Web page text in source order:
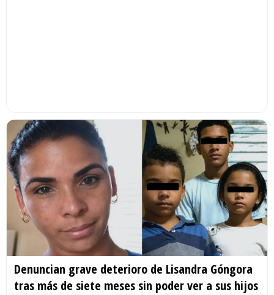
Denuncian grave deterioro de Lisandra Góngora
tras más de siete meses sin poder ver a sus hijos